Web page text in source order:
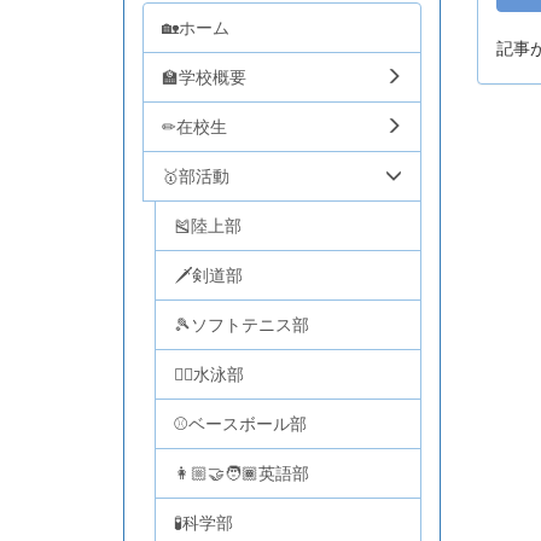
記事
🏡ホーム
🏫学校概要
✏在校生
🥇部活動
🎽陸上部
🗡剣道部
🎾ソフトテニス部
🏊‍♂️水泳部
⚾ベースボール部
👩🏼‍🤝‍🧑🏾英語部
🧪科学部